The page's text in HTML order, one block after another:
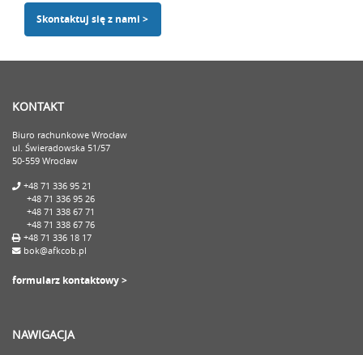
Skontaktuj się z nami >
KONTAKT
Biuro rachunkowe Wrocław
ul. Świeradowska 51/57
50-559 Wrocław
+48 71 336 95 21
+48 71 336 95 26
+48 71 338 67 71
+48 71 338 67 76
+48 71 336 18 17
bok@afkcob.pl
formularz kontaktowy >
NAWIGACJA